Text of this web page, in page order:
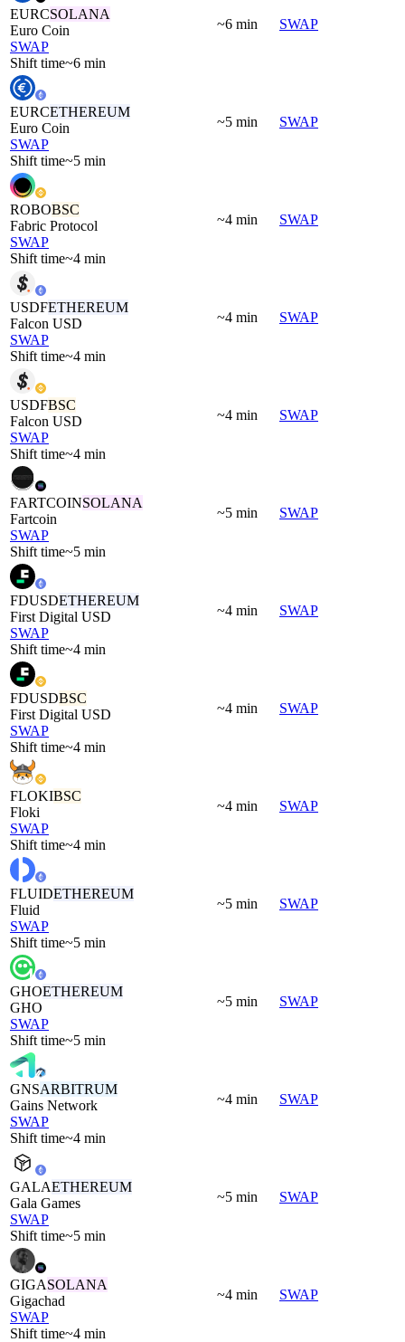
EURCSOLANA
Euro Coin
SWAP
Shift time~6 min
~6 min SWAP
EURCETHEREUM
Euro Coin
SWAP
Shift time~5 min
~5 min SWAP
ROBOBSC
Fabric Protocol
SWAP
Shift time~4 min
~4 min SWAP
USDFETHEREUM
Falcon USD
SWAP
Shift time~4 min
~4 min SWAP
USDFBSC
Falcon USD
SWAP
Shift time~4 min
~4 min SWAP
FARTCOINSOLANA
Fartcoin
SWAP
Shift time~5 min
~5 min SWAP
FDUSDETHEREUM
First Digital USD
SWAP
Shift time~4 min
~4 min SWAP
FDUSDBSC
First Digital USD
SWAP
Shift time~4 min
~4 min SWAP
FLOKIBSC
Floki
SWAP
Shift time~4 min
~4 min SWAP
FLUIDETHEREUM
Fluid
SWAP
Shift time~5 min
~5 min SWAP
GHOETHEREUM
GHO
SWAP
Shift time~5 min
~5 min SWAP
GNSARBITRUM
Gains Network
SWAP
Shift time~4 min
~4 min SWAP
GALAETHEREUM
Gala Games
SWAP
Shift time~5 min
~5 min SWAP
GIGASOLANA
Gigachad
SWAP
Shift time~4 min
~4 min SWAP